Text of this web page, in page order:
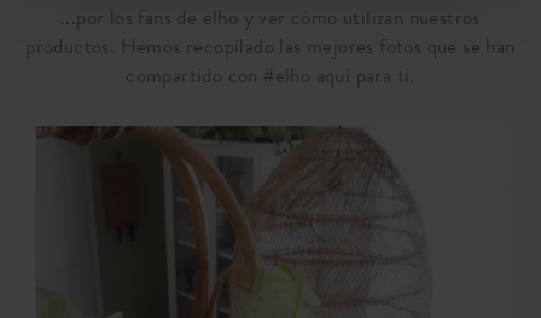
...por los fans de elho y ver cómo utilizan nuestros
productos. Hemos recopilado las mejores fotos que se han
compartido con #elho aquí para ti.